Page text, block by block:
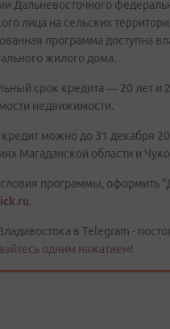
Дальневосточного
лица на сельских
программа доступна
жилого дома.
срок кредита — 20 лет и
недвижимости.
кредит можно до 31 декабря
Магаданской области и
программы, оформить
в Telegram -
одним нажатием!